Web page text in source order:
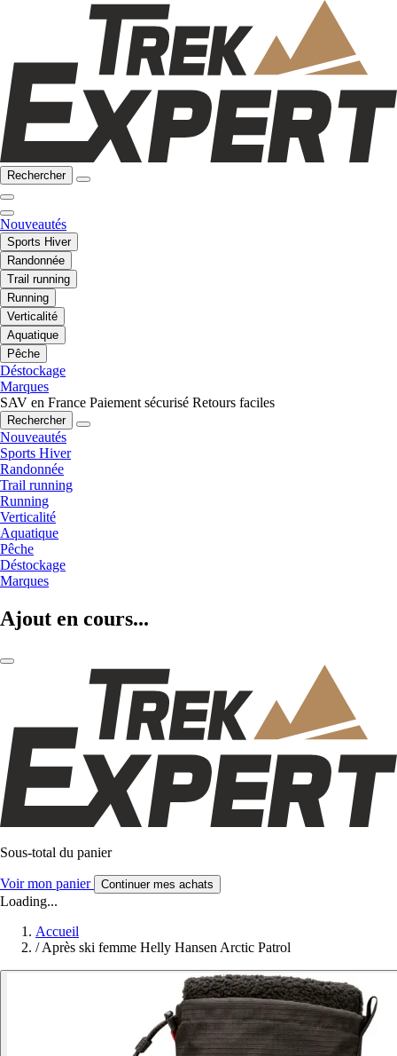
Rechercher
Nouveautés
Sports Hiver
Randonnée
Trail running
Running
Verticalité
Aquatique
Pêche
Déstockage
Marques
SAV en France Paiement sécurisé Retours faciles
Rechercher
Nouveautés
Sports Hiver
Randonnée
Trail running
Running
Verticalité
Aquatique
Pêche
Déstockage
Marques
Ajout en cours...
Sous-total du panier
Voir mon panier Continuer mes achats
Loading...
Accueil
/ Après ski femme Helly Hansen Arctic Patrol